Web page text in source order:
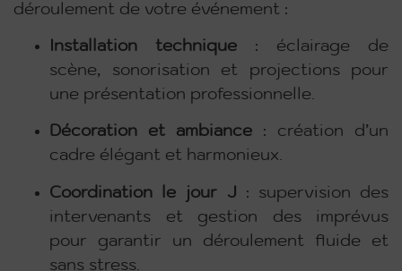
déroulement de votre événement :
Installation technique : éclairage de
scène, sonorisation et projections pour
une présentation professionnelle.
Décoration et ambiance : création d’un
cadre élégant et harmonieux.
Coordination le jour J : supervision des
intervenants et gestion des imprévus
pour garantir un déroulement fluide et
sans stress.